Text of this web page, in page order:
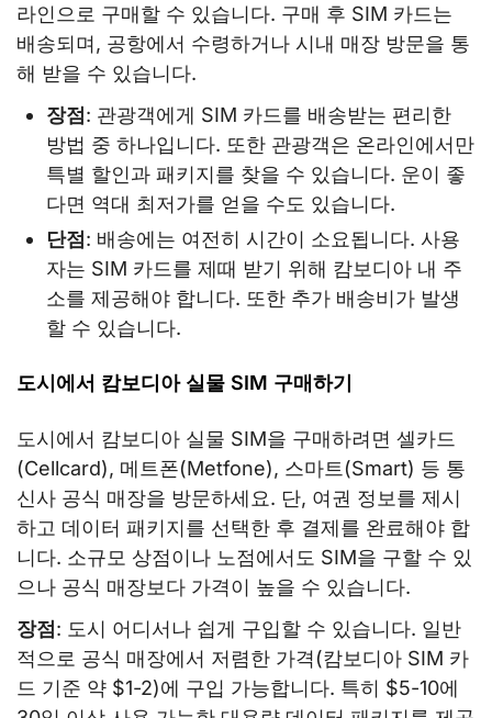
라인으로 구매할 수 있습니다. 구매 후 SIM 카드는
배송되며, 공항에서 수령하거나 시내 매장 방문을 통
해 받을 수 있습니다.
장점: 관광객에게 SIM 카드를 배송받는 편리한
방법 중 하나입니다. 또한 관광객은 온라인에서만
특별 할인과 패키지를 찾을 수 있습니다. 운이 좋
다면 역대 최저가를 얻을 수도 있습니다.
단점 : 배송에는 여전히 시간이 소요됩니다. 사용
자는 SIM 카드를 제때 받기 위해 캄보디아 내 주
소를 제공해야 합니다. 또한 추가 배송비가 발생
할 수 있습니다.
도시에서 캄보디아 실물 SIM 구매하기
도시에서 캄보디아 실물 SIM을 구매하려면 셀카드
(Cellcard), 메트폰(Metfone), 스마트(Smart) 등 통
신사 공식 매장을 방문하세요. 단, 여권 정보를 제시
하고 데이터 패키지를 선택한 후 결제를 완료해야 합
니다. 소규모 상점이나 노점에서도 SIM을 구할 수 있
으나 공식 매장보다 가격이 높을 수 있습니다.
장점 : 도시 어디서나 쉽게 구입할 수 있습니다. 일반
적으로 공식 매장에서 저렴한 가격(캄보디아 SIM 카
드 기준 약 $1-2)에 구입 가능합니다. 특히 $5-10에